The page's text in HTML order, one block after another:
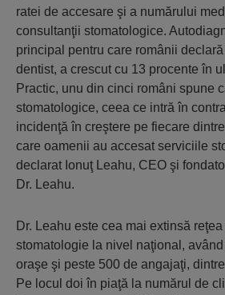
ratei de accesare şi a numărului
consultanţii stomatologice.
principal pentru care românii
dentist, a crescut cu 13 procente în
Practic, unu din cinci români spune
stomatologice, ceea ce intră în
incidenţă în creştere pe fiecare
care oamenii au accesat serviciile
declarat Ionuţ Leahu, CEO şi
Dr. Leahu.
Dr. Leahu este cea mai extinsă
stomatologie la nivel naţional,
oraşe şi peste 500 de angajaţi,
Pe locul doi în piaţă la numărul de